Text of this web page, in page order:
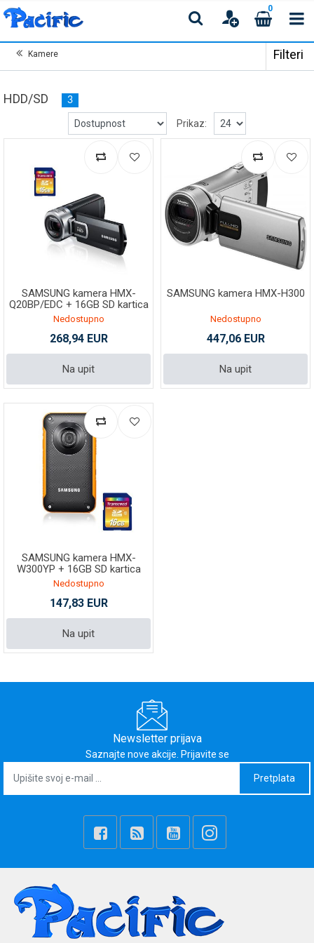
0
Kamere Filteri
HDD/SD 3
Prikaz:
SAMSUNG kamera HMX-
Q20BP/EDC + 16GB SD kartica
Nedostupno
268,94 EUR
Na upit
SAMSUNG kamera HMX-H300
Nedostupno
447,06 EUR
Na upit
SAMSUNG kamera HMX-
W300YP + 16GB SD kartica
Nedostupno
147,83 EUR
Na upit
Newsletter prijava
Saznajte nove akcije. Prijavite se
Pretplata